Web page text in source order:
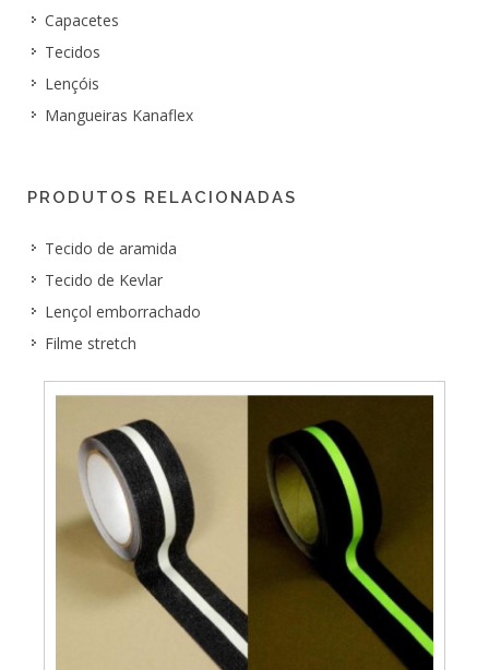
Capacetes
Tecidos
Lençóis
Mangueiras Kanaflex
PRODUTOS RELACIONADAS
Tecido de aramida
Tecido de Kevlar
Lençol emborrachado
Filme stretch